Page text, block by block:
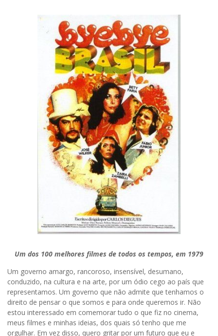
Um dos 100 melhores filmes de todos os tempos, em 1979
Um governo amargo, rancoroso, insensível, desumano,
conduzido, na cultura e na arte, por um ódio cego ao país que
representamos. Um governo que não admite que tenhamos o
direito de pensar o que somos e para onde queremos ir. Não
estou interessado em comemorar tudo o que fiz no cinema,
meus filmes e minhas ideias, dos quais só tenho que me
orgulhar. Em vez disso, quero gritar por um futuro que eu e